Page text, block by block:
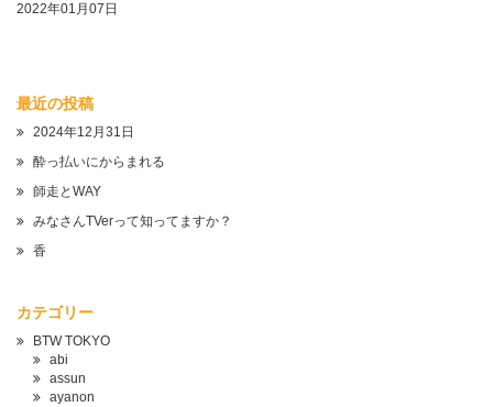
2022年01月07日
最近の投稿
2024年12月31日
酔っ払いにからまれる
師走とWAY
みなさんTVerって知ってますか？
香
カテゴリー
BTW TOKYO
abi
assun
ayanon